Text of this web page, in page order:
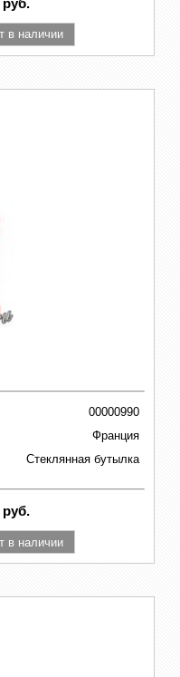
00000990
Франция
Стеклянная бутылка
руб.